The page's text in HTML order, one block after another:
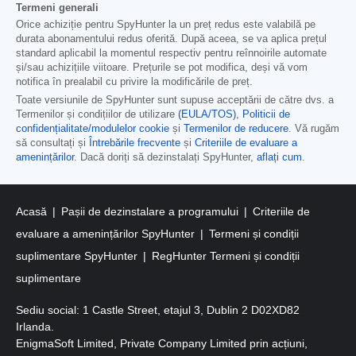
Termeni generali
Orice achiziție pentru SpyHunter la un preț redus este valabilă pe
durata abonamentului redus oferită. După aceea, se va aplica prețul
standard aplicabil la momentul respectiv pentru reînnoirile automate
și/sau achizițiile viitoare. Prețurile se pot modifica, deși vă vom
notifica în prealabil cu privire la modificările de preț.
Toate versiunile de SpyHunter sunt supuse acceptării de către dvs. a
Termenilor și condițiilor de utilizare (EULA/TOS)
Politicii de
confidențialitate/modulelor cookie și Termenilor de reducere . Vă rugăm
să consultați și
Întrebările frecvente și Criteriile de evaluare a
amenințărilor. Dacă doriți să dezinstalați SpyHunter, aflați cum
Acasă Pașii de dezinstalare a programului
Criteriile de
evaluare a amenințărilor SpyHunter
Termeni și condiții
suplimentare SpyHunter
RegHunter Termeni și condiții
suplimentare
Sediu social: 1 Castle Street, etajul 3, Dublin 2 D02XD82
Irlanda.
EnigmaSoft Limited, Private Company Limited prin acțiuni,